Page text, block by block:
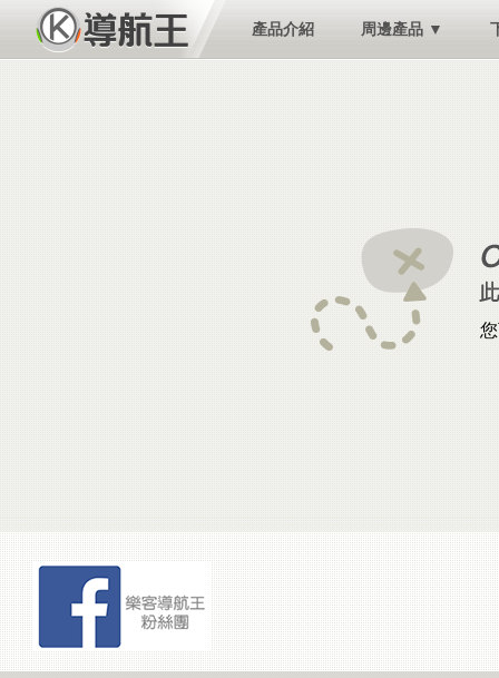
產品介紹 周邊產品 ▼